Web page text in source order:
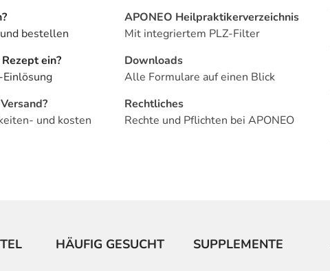
bestellen
ein?
und kosten
APONEO Heilpraktikerverzeichnis
Mit integriertem PLZ-Filter
Downloads
Alle Formulare auf einen Blick
Rechtliches
Rechte und Pflichten bei APONEO
HÄUFIG GESUCHT SUPPLEMENTE